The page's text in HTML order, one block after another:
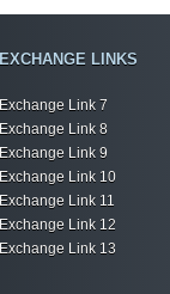
EXCHANGE LINKS
Exchange Link 7
Exchange Link 8
Exchange Link 9
Exchange Link 10
Exchange Link 11
Exchange Link 12
Exchange Link 13